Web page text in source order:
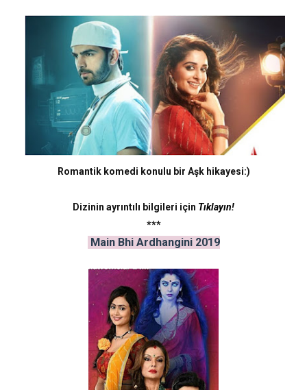
Romantik komedi konulu bir Aşk hikayesi:)
Dizinin ayrıntılı bilgileri için Tıklayın!
***
Main Bhi Ardhangini 2019